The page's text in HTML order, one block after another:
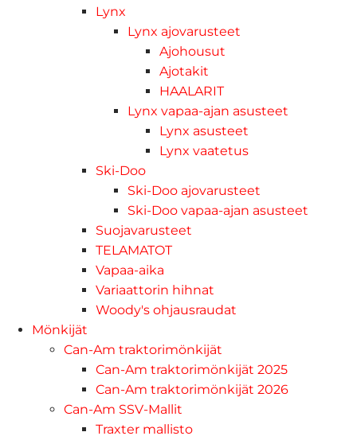
Lynx
Lynx ajovarusteet
Ajohousut
Ajotakit
HAALARIT
Lynx vapaa-ajan asusteet
Lynx asusteet
Lynx vaatetus
Ski-Doo
Ski-Doo ajovarusteet
Ski-Doo vapaa-ajan asusteet
Suojavarusteet
TELAMATOT
Vapaa-aika
Variaattorin hihnat
Woody's ohjausraudat
Mönkijät
Can-Am traktorimönkijät
Can-Am traktorimönkijät 2025
Can-Am traktorimönkijät 2026
Can-Am SSV-Mallit
Traxter mallisto